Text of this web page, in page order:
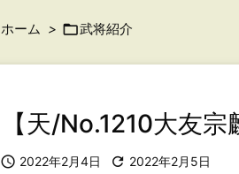
ホーム > 武将紹介
【天/No.1210大友
 2022年2月4日  2022年2月5日